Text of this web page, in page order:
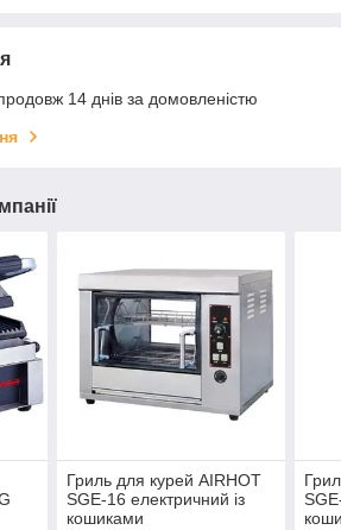
14 днів за домовленістю
Гриль для курей AIRHOT
SGE-16 електричний із
кошиками